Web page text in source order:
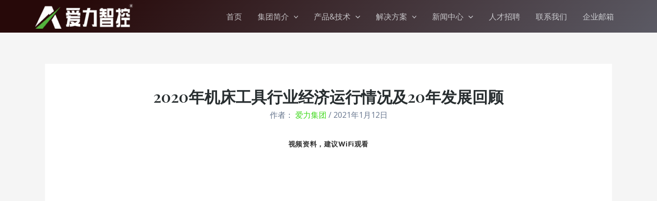
内
首页 集团简介 产品&技术 解决方案 新闻中心 人才招聘 联系我们 企业邮箱
2020年机床工具行业经济运行情况及20年发展回顾
作者： 爱力集团 / 2021年1月12日
视频资料，建议WiFi观看